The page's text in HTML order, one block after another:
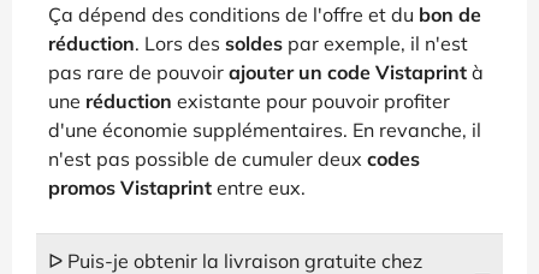
Ça dépend des conditions de l'offre et du bon de
réduction. Lors des soldes par exemple, il n'est
pas rare de pouvoir ajouter un code Vistaprint à
une réduction existante pour pouvoir profiter
d'une économie supplémentaires. En revanche, il
n'est pas possible de cumuler deux codes
promos Vistaprint entre eux.
ᐅ Puis-je obtenir la livraison gratuite chez